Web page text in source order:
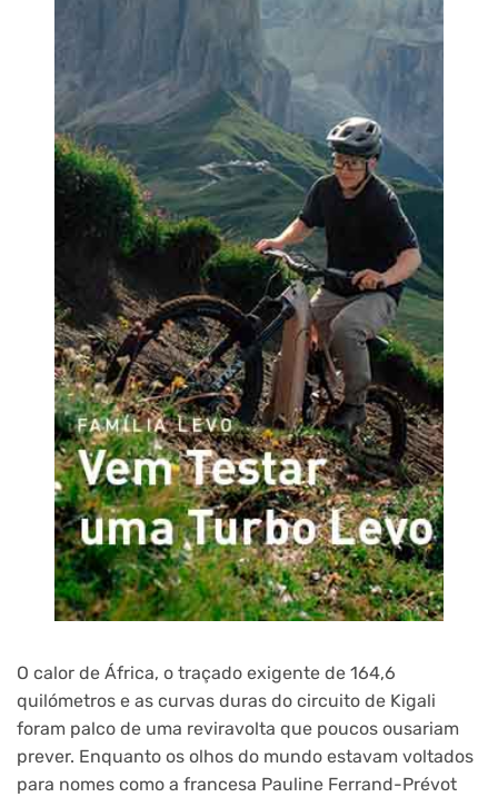
O calor de África, o traçado exigente de 164,6
quilómetros e as curvas duras do circuito de Kigali
foram palco de uma reviravolta que poucos ousariam
prever. Enquanto os olhos do mundo estavam voltados
para nomes como a francesa Pauline Ferrand-Prévot